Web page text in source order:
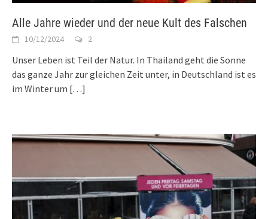
Alle Jahre wieder und der neue Kult des Falschen
10/12/2024 2
Unser Leben ist Teil der Natur. In Thailand geht die Sonne
das ganze Jahr zur gleichen Zeit unter, in Deutschland ist es
im Winter um […]